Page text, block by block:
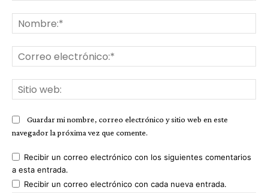
Guardar mi nombre, correo electrónico y sitio web en este
navegador la próxima vez que comente.
Recibir un correo electrónico con los siguientes comentarios
a esta entrada.
Recibir un correo electrónico con cada nueva entrada.